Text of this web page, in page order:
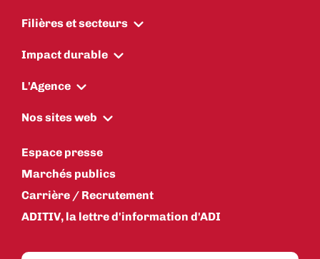
Filières et secteurs
Impact durable
L'Agence
Nos sites web
Espace presse
Marchés publics
Carrière / Recrutement
ADITIV, la lettre d'information d'ADI